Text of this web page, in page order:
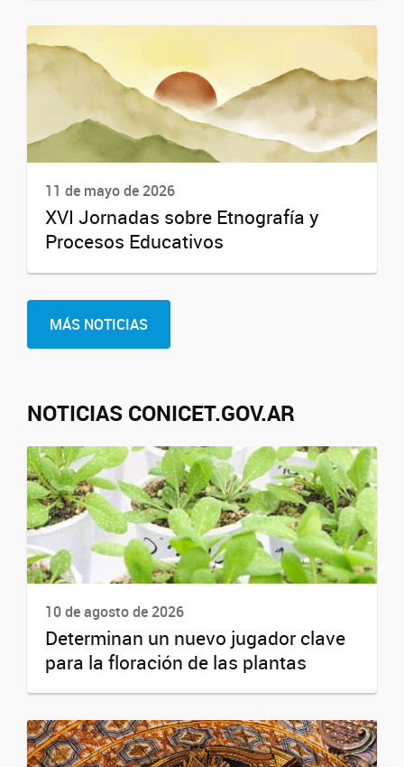
11 de mayo de 2026
XVI Jornadas sobre Etnografía y
Procesos Educativos
MÁS NOTICIAS
NOTICIAS CONICET.GOV.AR
10 de agosto de 2026
Determinan un nuevo jugador clave
para la floración de las plantas